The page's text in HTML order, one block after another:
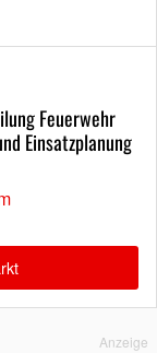
Feuerwehr
Einsatzplanung
Anzeige